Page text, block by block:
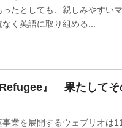
ったとしても、親しみやす
く英語に取り組める...
』 果たしてそ
業を展開するウェブリオは